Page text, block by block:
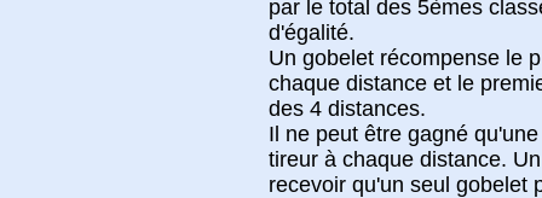
par le total des 5èmes
d'égalité.
Un gobelet récompense le
chaque distance et le
des 4 distances.
Il ne peut être gagné
tireur à chaque distance.
recevoir qu'un seul gobelet